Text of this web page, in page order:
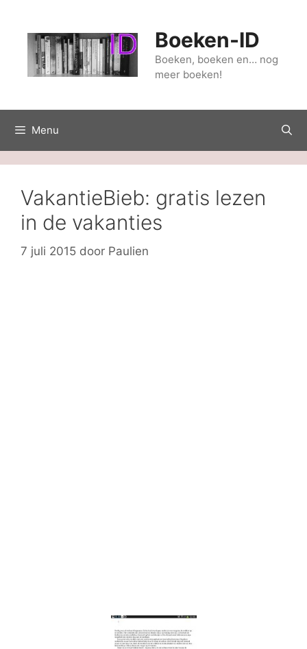
inhoud
Boeken-ID
Boeken, boeken en… nog
meer boeken!
Menu
VakantieBieb: gratis lezen
in de vakanties
7 juli 2015 door Paulien